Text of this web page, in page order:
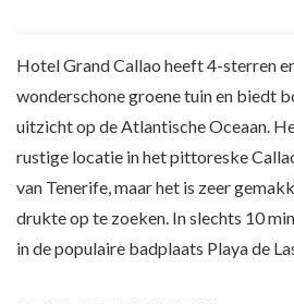
Hotel Grand Callao heeft 4-sterren
wonderschone groene tuin en biedt
uitzicht op de Atlantische Oceaan.
rustige locatie in het pittoreske
van Tenerife, maar het is zeer
drukte op te zoeken. In slechts 10
in de populaire badplaats Playa de